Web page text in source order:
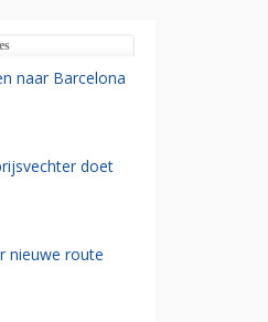
naar Barcelona
doet
nieuwe route